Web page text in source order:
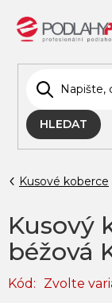
obsah
HLEDAT
Kusové koberce
Kusový
béžová
Kód: Zvolte